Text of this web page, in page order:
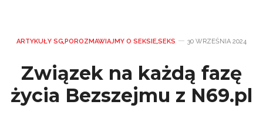
ARTYKUŁY SG,POROZMAWIAJMY O SEKSIE,SEKS 30 WRZEŚNIA 2024
Związek na każdą fazę
życia Bezszejmu z N69.pl